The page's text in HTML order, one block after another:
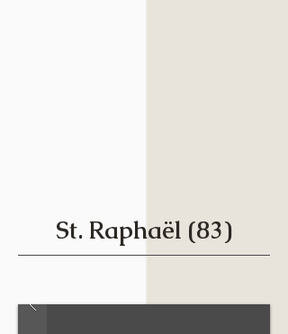
St. Raphaël (83)